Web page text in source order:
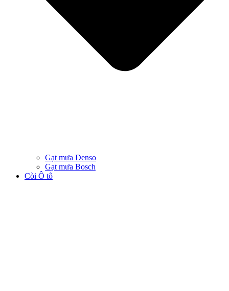
Gạt mưa Denso
Gạt mưa Bosch
Còi Ô tô